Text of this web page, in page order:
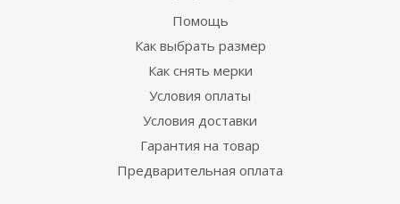
Помощь
Как выбрать размер
Как снять мерки
Условия оплаты
Условия доставки
Гарантия на товар
Предварительная оплата